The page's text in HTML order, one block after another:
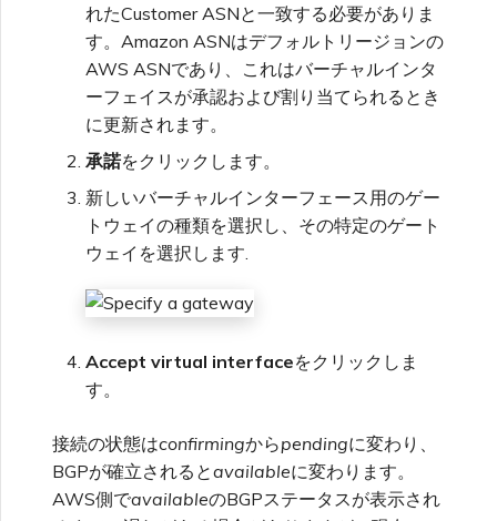
れたCustomer ASNと一致する必要がありま
す。Amazon ASNはデフォルトリージョンの
AWS ASNであり、これはバーチャルインタ
ーフェイスが承認および割り当てられるとき
に更新されます。
承諾をクリックします。
新しいバーチャルインターフェース用のゲー
トウェイの種類を選択し、その特定のゲート
ウェイを選択します.
Accept virtual interfaceをクリックしま
す。
接続の状態はconfirmingからpendingに変わり、
BGPが確立されるとavailableに変わります。
AWS側でavailableのBGPステータスが表示され